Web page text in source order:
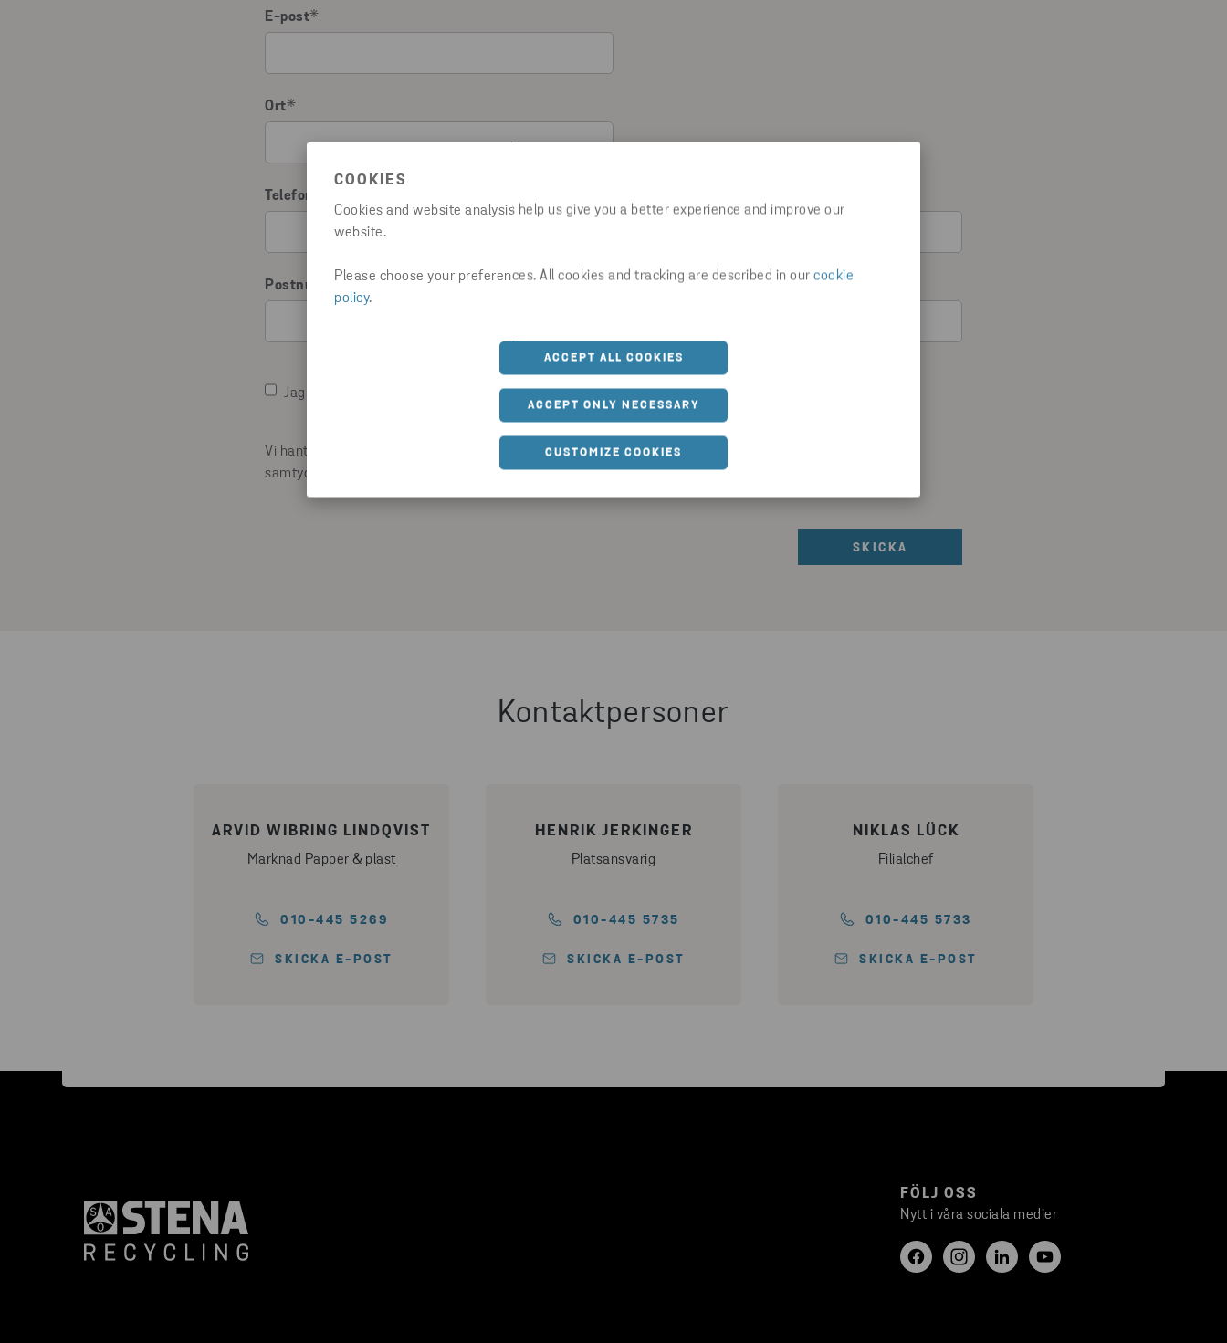
COOKIES
Cookies and website analysis help us give you a better experience and improve our
website.
Please choose your preferences. All cookies and tracking are described in our cookie
policy.
ACCEPT ALL COOKIES
ACCEPT ONLY NECESSARY
CUSTOMIZE COOKIES
E-post*
Ort*
Telefonnummer
Postnummer
Jag godkänner villkoren i Stena Recyclings Integritetspolicy.
Vi hanterar dina personuppgifter i enlighet med vår Integritetspolicy. Du kan när som helst återkalla ditt
samtycke.
Kontaktpersoner
ARVID WIBRING LINDQVIST
Marknad Papper & plast
010-445 5269
SKICKA E-POST
HENRIK JERKINGER
Platsansvarig
010-445 5735
SKICKA E-POST
NIKLAS LÜCK
Filialchef
010-445 5733
SKICKA E-POST
FÖLJ OSS
Nytt i våra sociala medier